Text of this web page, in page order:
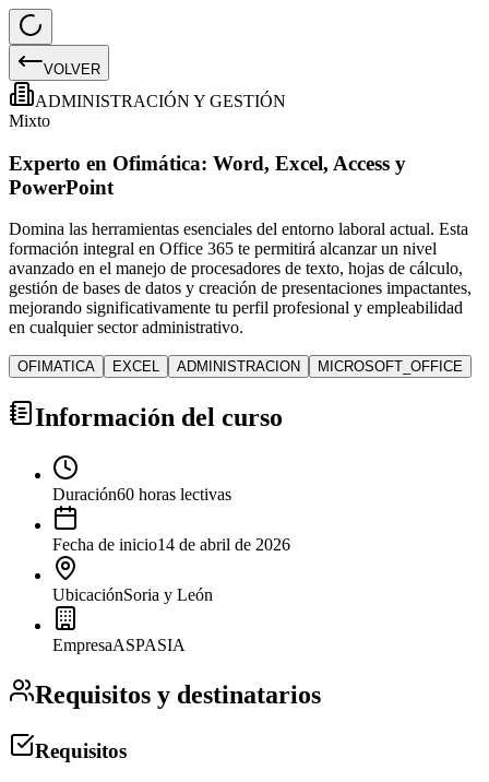
VOLVER
ADMINISTRACIÓN Y GESTIÓN
Mixto
Experto en Ofimática: Word, Excel, Access y
PowerPoint
Domina las herramientas esenciales del entorno laboral actual. Esta
formación integral en Office 365 te permitirá alcanzar un nivel
avanzado en el manejo de procesadores de texto, hojas de cálculo,
gestión de bases de datos y creación de presentaciones impactantes,
mejorando significativamente tu perfil profesional y empleabilidad
en cualquier sector administrativo.
OFIMATICA EXCEL ADMINISTRACION MICROSOFT_OFFICE
Información del curso
Duración60 horas lectivas
Fecha de inicio14 de abril de 2026
UbicaciónSoria y León
EmpresaASPASIA
Requisitos y destinatarios
Requisitos